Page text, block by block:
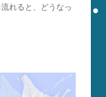
れると、どうなっ